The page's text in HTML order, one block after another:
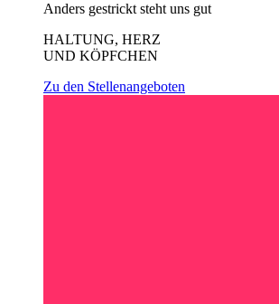
Anders gestrickt steht uns gut
HALTUNG, HERZ
UND KÖPFCHEN
Zu den Stellenangeboten